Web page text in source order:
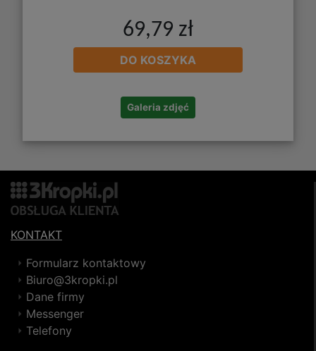
69,79 zł
DO KOSZYKA
Galeria zdjęć
KONTAKT
Formularz kontaktowy
Biuro@3kropki.pl
Dane firmy
Messenger
Telefony